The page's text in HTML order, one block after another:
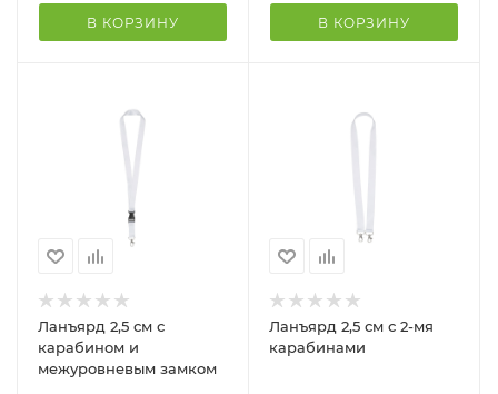
В КОРЗИНУ В КОРЗИНУ
Ланъярд 2,5 см с
карабином и
межуровневым замком
Ланъярд 2,5 см с 2-мя
карабинами